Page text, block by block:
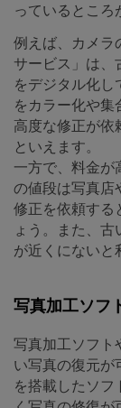
っているところ
例えば、カメラ
サービス」は、
をデジタル化
をカラー化や集
高度な修正が依
といえます。
一方で、料金が
の値段は写真店
修正を依頼する
ょう。また、
が近くにないと
写真加工ソフ
写真加工ソフト
い写真の復元が
を搭載したソフ